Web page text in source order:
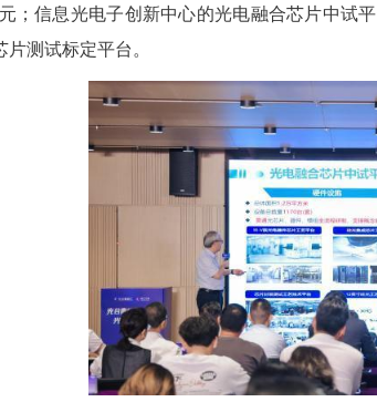
路演项目看似赛道不同，底层技术
心技术。这些正是光谷30余年积淀的
光谷企业输出技术和人才，构筑起坚实
中试平台成活动“王牌”
光谷高质量中试平台富集，可为初创
活动现场，湖北光谷实验室、国家
信部重点培育中试平台初步公示名单
1.5亿元；信息光电子创新中心的光电